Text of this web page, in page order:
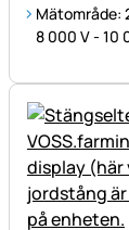
Mätområde:
8 000 V - 10